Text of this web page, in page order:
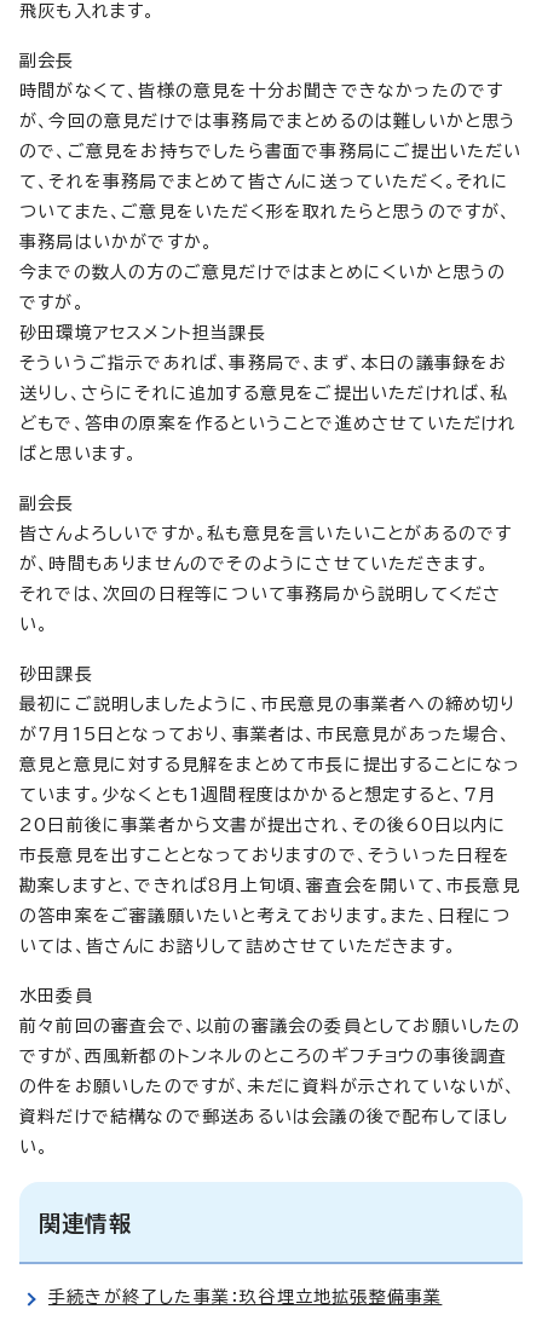
飛灰も入れます。
副会長
時間がなくて、皆様の意見を十分お聞きできなかったのです
が、今回の意見だけでは事務局でまとめるのは難しいかと思う
ので、ご意見をお持ちでしたら書面で事務局にご提出いただい
て、それを事務局でまとめて皆さんに送っていただく。それに
ついてまた、ご意見をいただく形を取れたらと思うのですが、
事務局はいかがですか。
今までの数人の方のご意見だけではまとめにくいかと思うの
ですが。
砂田環境アセスメント担当課長
そういうご指示であれば、事務局で、まず、本日の議事録をお
送りし、さらにそれに追加する意見をご提出いただければ、私
どもで、答申の原案を作るということで進めさせていただけれ
ばと思います。
副会長
皆さんよろしいですか。私も意見を言いたいことがあるのです
が、時間もありませんのでそのようにさせていただきます。
それでは、次回の日程等について事務局から説明してくださ
い。
砂田課長
最初にご説明しましたように、市民意見の事業者への締め切り
が7月15日となっており、事業者は、市民意見があった場合、
意見と意見に対する見解をまとめて市長に提出することになっ
ています。少なくとも1週間程度はかかると想定すると、7月
20日前後に事業者から文書が提出され、その後60日以内に
市長意見を出すこととなっておりますので、そういった日程を
勘案しますと、できれば8月上旬頃、審査会を開いて、市長意見
の答申案をご審議願いたいと考えております。また、日程につ
いては、皆さんにお諮りして詰めさせていただきます。
水田委員
前々前回の審査会で、以前の審議会の委員としてお願いしたの
ですが、西風新都のトンネルのところのギフチョウの事後調査
の件をお願いしたのですが、未だに資料が示されていないが、
資料だけで結構なので郵送あるいは会議の後で配布してほし
い。
関連情報
手続きが終了した事業：玖谷埋立地拡張整備事業